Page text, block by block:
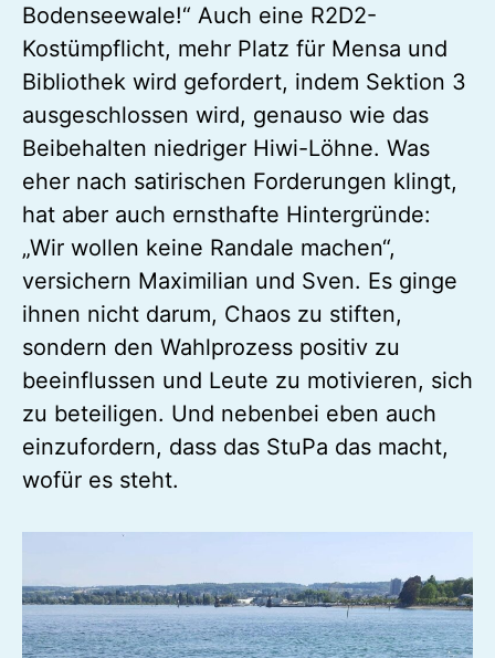
Bodenseewale!“ Auch eine R2D2-
Kostümpflicht, mehr Platz für Mensa und
Bibliothek wird gefordert, indem Sektion 3
ausgeschlossen wird, genauso wie das
Beibehalten niedriger Hiwi-Löhne. Was
eher nach satirischen Forderungen klingt,
hat aber auch ernsthafte Hintergründe:
„Wir wollen keine Randale machen“,
versichern Maximilian und Sven. Es ginge
ihnen nicht darum, Chaos zu stiften,
sondern den Wahlprozess positiv zu
beeinflussen und Leute zu motivieren, sich
zu beteiligen. Und nebenbei eben auch
einzufordern, dass das StuPa das macht,
wofür es steht.